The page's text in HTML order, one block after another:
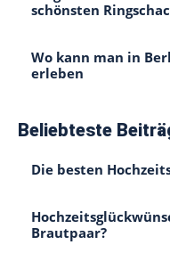
schönsten
Wo kann man in
erleben
Beliebteste
Die besten
Brautpaar?